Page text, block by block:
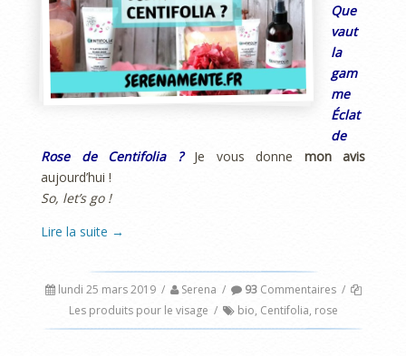
Que
vaut
la
gam
me
Éclat
de
Rose de Centifolia ?
Je vous donne mon avis
aujourd’hui !
So, let’s go !
Lire la suite →
lundi 25 mars 2019 / Serena / 93Commentaires /
Les produits pour le visage / bio, Centifolia, rose